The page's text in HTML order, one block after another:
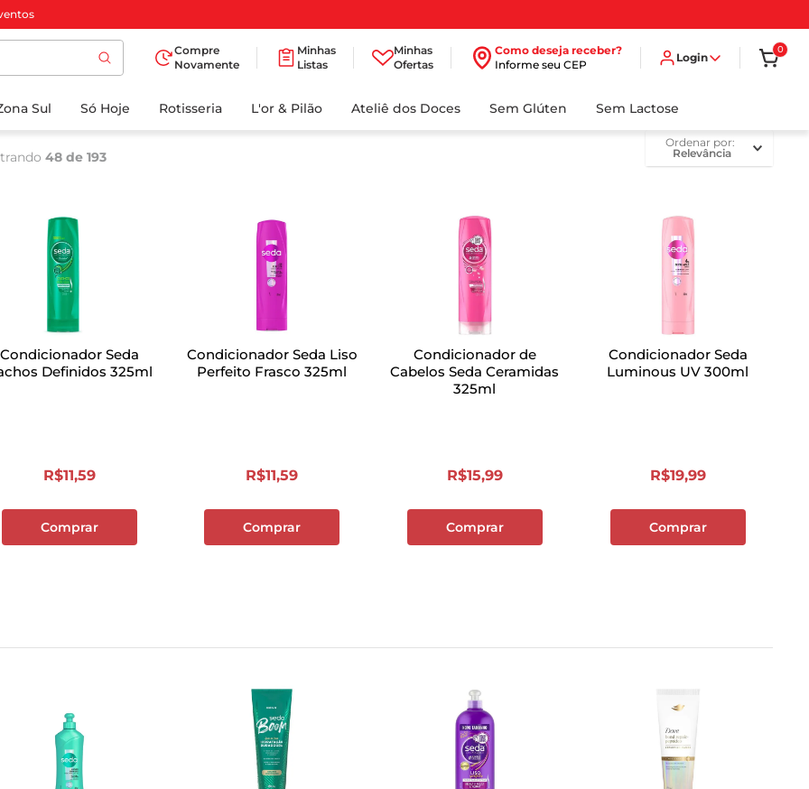
Compre
Novamente
Minhas
Listas
Minhas
Ofertas
Como deseja receber?
Informe seu CEP
Login
0
Sul Só Hoje Rotisseria L'or & Pilão Ateliê dos Doces Sem Glúten Sem Lactose
48 de 193
ordenar por
Relevância
Condicionador Seda
Definidos 325ml
R$11,59
Comprar
Condicionador Seda Liso
Perfeito Frasco 325ml
R$11,59
Comprar
Condicionador de
Cabelos Seda Ceramidas
325ml
R$15,99
Comprar
Condicionador Seda
Luminous UV 300ml
R$19,99
Comprar
BUSCADOS
leite